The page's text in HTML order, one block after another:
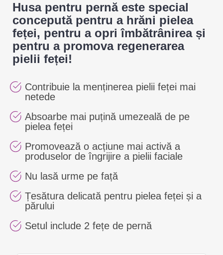
Husa pentru pernă este special
concepută pentru a hrăni pielea
feței, pentru a opri îmbătrânirea și
pentru a promova regenerarea
pielii feței!
Contribuie la menținerea pielii feței mai
netede
Absoarbe mai puțină umezeală de pe
pielea feței
Promovează o acțiune mai activă a
produselor de îngrijire a pielii faciale
Nu lasă urme pe față
Țesătura delicată pentru pielea feței și a
părului
Setul include 2 fețe de pernă